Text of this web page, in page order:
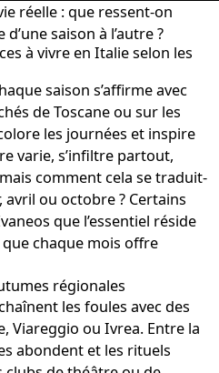
réelle : que ressent-on
saison à l’autre ?
à vivre en Italie selon les
saison s’affirme avec
de Toscane ou sur les
les journées et inspire
varie, s’infiltre partout,
comment cela se traduit-
ou octobre ? Certains
que l’essentiel réside
chaque mois offre
régionales
les foules avec des
Viareggio ou Ivrea. Entre la
abondent et les rituels